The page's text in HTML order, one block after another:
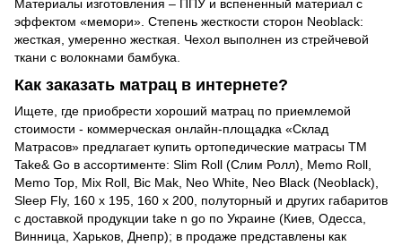
Материалы изготовления – ППУ и вспененный материал с
эффектом «мемори». Степень жесткости сторон Neoblack:
жесткая, умеренно жесткая. Чехол выполнен из стрейчевой
ткани с волокнами бамбука.
Как заказать матрац в интернете?
Ищете, где приобрести хороший матрац по приемлемой
стоимости - коммерческая онлайн-площадка «Склад
Матрасов» предлагает купить ортопедические матрасы ТМ
Take& Go в ассортименте: Slim Roll (Слим Ролл), Memo Roll,
Memo Top, Mix Roll, Bic Mak, Neo White, Neo Black (Neoblack),
Sleep Fly, 160 х 195, 160 х 200, полуторный и других габаритов
с доставкой продукции take n go по Украине (Киев, Одесса,
Винница, Харьков, Днепр); в продаже представлены как